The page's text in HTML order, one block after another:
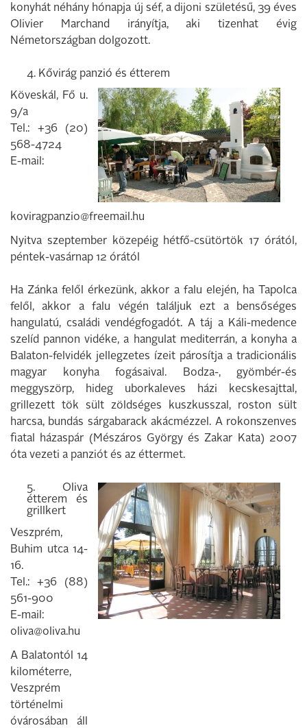
konyhát né­hány hónapja új séf, a dijoni születésű, 39 éves
Olivier Marchand irányítja, aki tizen­hat évig
Németországban dolgozott.
4. Kővirág panzió és étterem
Köveskál, Fő u.
9/a
Tel.: +36 (20)
568-4724
E-mail:
koviragpanzio@freemail.hu
Nyitva szeptember közepéig hétfő-csütörtök 17 órától,
péntek-vasárnap 12 órától
Ha Zánka felől érkezünk, akkor a falu ele­jén, ha Tapolca
felől, akkor a falu végén találjuk ezt a bensőséges
hangulatú, csa­ládi vendégfogadót. A táj a Káli-medence
szelíd pannon vidéke, a hangulat mediter­rán, a konyha a
Balaton-felvidék jellegze­tes ízeit párosítja a tradicionális
magyar konyha fogásaival. Bodza-, gyömbér-és
meggyszörp, hideg uborkaleves házi kecskesajttal,
grillezett tök sült zöldséges kuszkusszal, roston sült
harcsa, bundás sárgabarack akácmézzel. A rokonszenves
fiatal házaspár (Mészáros György és Zakar Kata) 2007
óta vezeti a panziót és az éttermet.
5. Oliva
étterem és
grillkert
Veszprém,
Buhim utca 14-
16.
Tel.: +36 (88)
561-900
E-mail:
oliva@oliva.hu
A Balatontól 14
kilométerre,
Veszprém
történelmi
óvárosában áll